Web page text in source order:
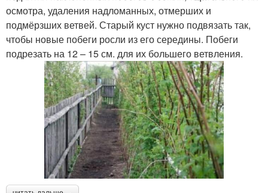
осмотра, удаления надломанных, отмерших и
подмёрзших ветвей. Старый куст нужно подвязать так,
чтобы новые побеги росли из его середины. Побеги
подрезать на 12 – 15 см. для их большего ветвления.